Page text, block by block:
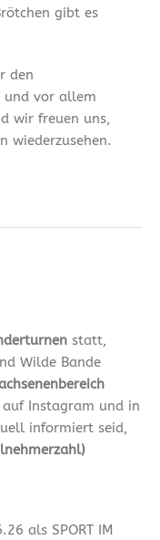
gibt es
den
und vor allem
wir freuen uns,
wiederzusehen.
statt,
Wilde Bande
Instagram und in
informiert seid,
als SPORT IM